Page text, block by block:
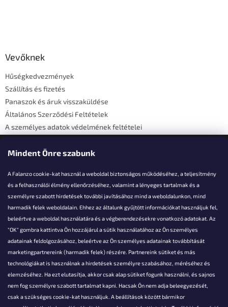
Mindent Önre szabunk
A Falanzo cookie-kat használ a weboldal biztonságos működéséhez, a teljesítmény
és a felhasználói élmény ellenőrzéséhez, valamint a lényeges tartalmak és a
személyre szabott hirdetések további javításához mind a weboldalunkon, mind
harmadik felek weboldalain. Ehhez az általunk gyűjtött információkat használjuk fel,
beleértve a weboldal használatára és a végberendezésekre vonatkozó adatokat. Az
"OK" gombra kattintva Ön hozzájárul a sütik használatához az Ön személyes
adatainak feldolgozásához, beleértve az Ön személyes adatainak továbbítását
marketingpartnereink (harmadik felek) részére. Partnereink sütiket és más
technológiákat is használnak a hirdetések személyre szabásához, méréséhez és
elemzéséhez. Ha ezt elutasítja, akkor csak alap sütiket fogunk használni, és sajnos
nem fog személyre szabott tartalmat kapni. Hacsak Ön nem adja beleegyezését,
csak a szükséges cookie-kat használjuk. A beállítások között bármikor
Vevőknek
Hűségkedvezmények
Szállítás és fizetés
Panaszok és áruk visszaküldése
Általános Szerződési Feltételek
A személyes adatok védelmének feltételei
Elérhetőségi adatok
Akarsz kérdezni valamit?
info@falanzo.hu